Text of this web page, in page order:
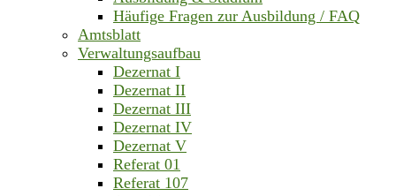
Häufige Fragen zur Ausbildung / FAQ
Amtsblatt
Verwaltungsaufbau
Dezernat I
Dezernat II
Dezernat III
Dezernat IV
Dezernat V
Referat 01
Referat 107